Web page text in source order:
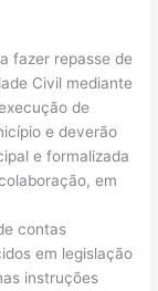
fazer repasse de
Civil mediante
de
e deverão
e formalizada
em
contas
em legislação
instruções